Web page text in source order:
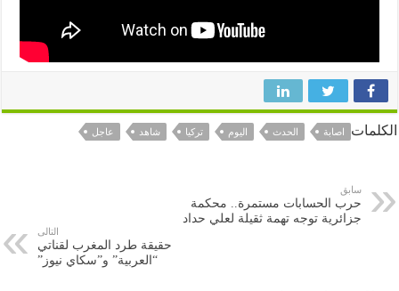
اصابة الحدث اليوم تركيا شاهد عاجل
حرب الحسابات مستمرة.. محكمة
جزائرية توجه تهمة ثقيلة لعلي حداد
حقيقة طرد المغرب لقناتي
“العربية” و”سكاي نيوز”